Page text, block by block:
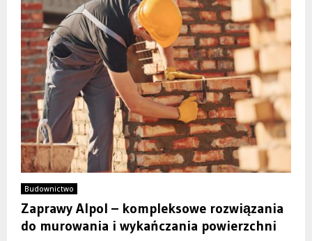
Budownictwo
Zaprawy Alpol – kompleksowe rozwiązania
do murowania i wykańczania powierzchni